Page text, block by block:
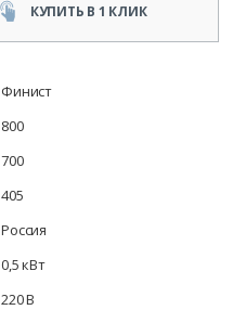
КУПИТЬ В 1 КЛИК
Финист
800
700
405
Россия
0,5 кВт
220 В